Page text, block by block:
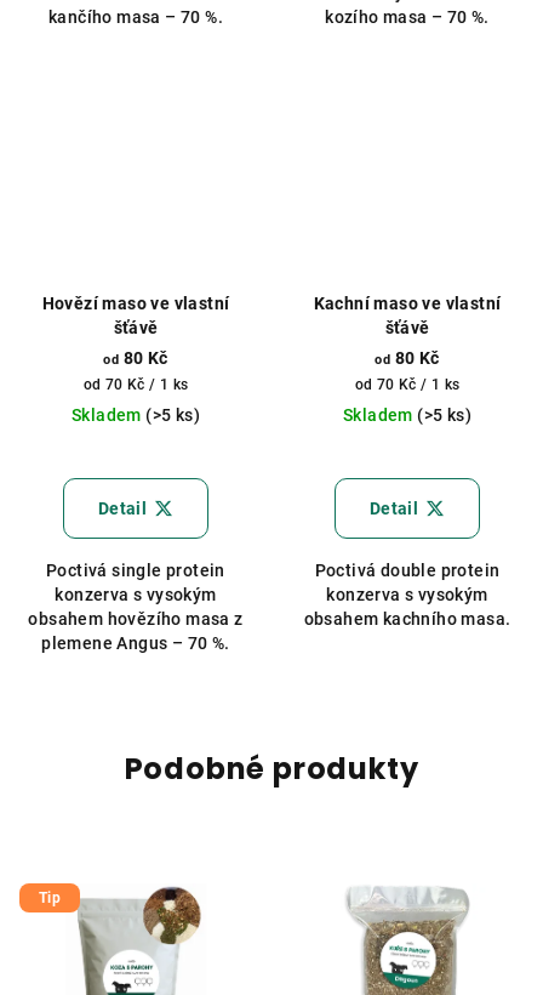
kančího masa – 70 %.
kozího masa – 70 %.
Hovězí maso ve vlastní
šťávě
od 80 Kč
Měrná
cena:
od 70 Kč / 1 ks
Skladem (>5 ks)
hodnocení
produktu
z
5
hvězdiček.
Detail
Poctivá single protein
konzerva s vysokým
obsahem hovězího masa z
plemene Angus – 70 %.
Kachní maso ve vlastní
šťávě
od 80 Kč
Měrná
cena:
od 70 Kč / 1 ks
Skladem (>5 ks)
Detail
Poctivá double protein
konzerva s vysokým
obsahem kachního masa.
Podobné produkty
Tip